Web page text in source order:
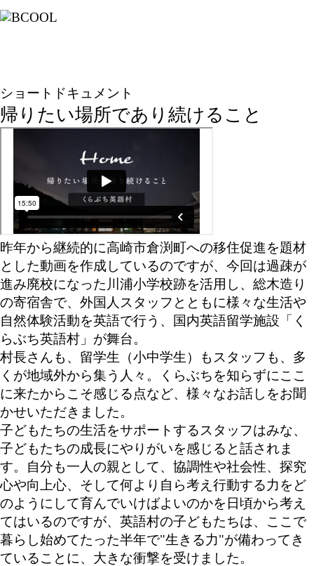
ショートドキュメント
帰りたい場所であり続けること
昨年から継続的に高崎市倉渕町への移住促進を題材
とした動画を作成しているのですが、今回は過疎が
進み廃校になった川浦小学校跡を活用し、総木造り
の寄宿舎で、外国人スタッフとともに様々な生活や
自然体験活動を英語で行う、国内英語留学施設「く
らぶち英語村」が舞台。
村長さんも、留学生（小中学生）もスタッフも、多
くが地域外から集う人々。くらぶちを知らずにここ
に来たからこそ感じる点など、様々なお話しをお聞
かせいただきました。
子どもたちの生活をサポートするスタッフはみな、
子どもたちの成長にやりがいを感じると話されま
す。自分も一人の親として、協調性や社会性、探究
心や向上心、そして何より自ら考え行動する力をど
のようにして育んでいけばよいのかを日頃から考え
てはいるのですが、英語村の子どもたちは、ここで
暮らし始めてたった半年で"生きる力"が備わってき
ていることに、大きな衝撃を受けました。